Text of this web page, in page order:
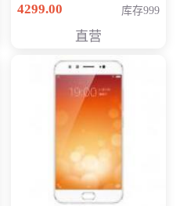
薄学生办公游戏独显笔
NV930-2G独
4299.00 库存999
直营